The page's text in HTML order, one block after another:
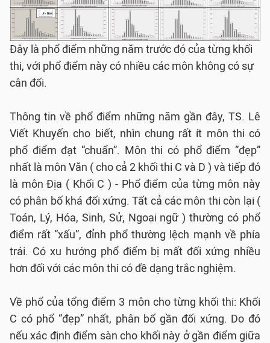
Đây là phổ điểm những năm trước đó của từng khối
thi, với phổ điểm này có nhiều các môn không có sự
cân đối.
Thông tin về phổ điểm những năm gần đây, TS. Lê
Viết Khuyến cho biết, nhìn chung rất ít môn thi có
phổ điểm đạt “chuẩn”. Môn thi có phổ điểm ”đẹp”
nhất là môn Văn ( cho cả 2 khối thi C và D ) và tiếp đó
là môn Địa ( Khối C ) - Phổ điểm của từng môn này
có phân bố khá đối xứng. Tất cả các môn thi còn lại (
Toán, Lý, Hóa, Sinh, Sử, Ngoại ngữ ) thường có phổ
điểm rất “xấu”, đỉnh phổ thường lệch mạnh về phía
trái. Có xu hướng phổ điểm bị mất đối xứng nhiều
hơn đối với các môn thi có đề dạng trắc nghiệm.
Về phổ của tổng điểm 3 môn cho từng khối thi: Khối
C có phổ “đẹp” nhất, phân bố gần đối xứng. Do đó
nếu xác định điểm sàn cho khối này ở gần điểm giữa